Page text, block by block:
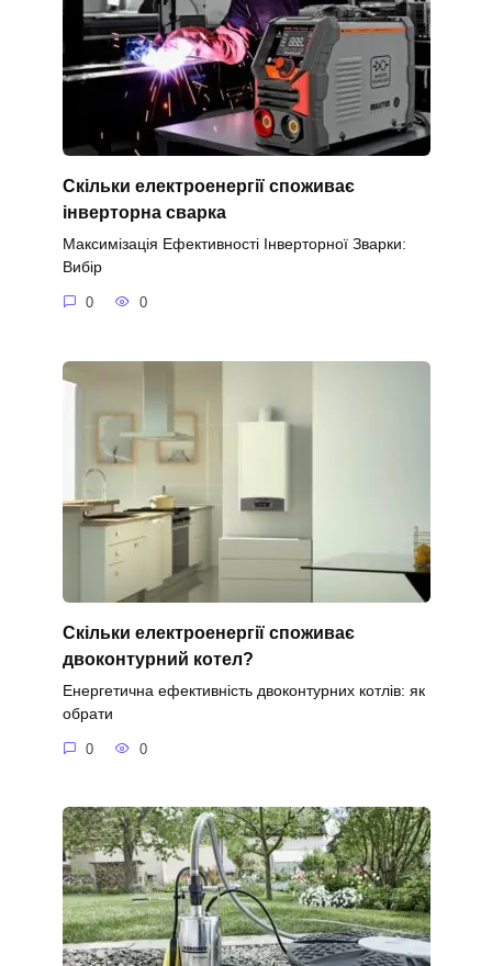
Скільки електроенергії споживає
інверторна сварка
Максимізація Ефективності Інверторної Зварки:
Вибір
0 0
Скільки електроенергії споживає
двоконтурний котел?
Енергетична ефективність двоконтурних котлів: як
обрати
0 0